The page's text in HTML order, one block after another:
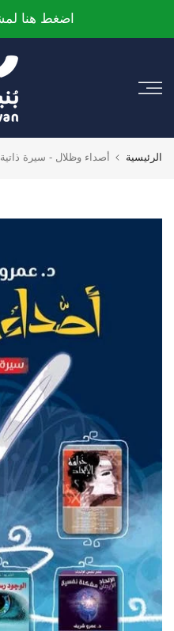
إلى
اضغط هنا
الرئيسية أصداء وظلال - سيرة ذاتية